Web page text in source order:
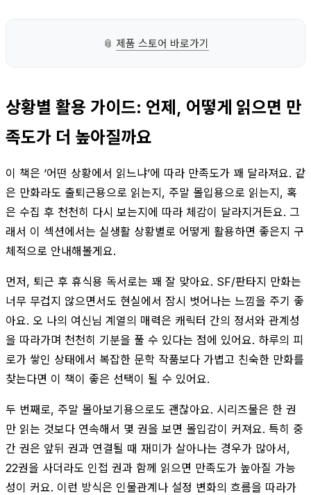
📎 제품 스토어 바로가기
상황별 활용 가이드: 언제, 어떻게 읽으면 만
족도가 더 높아질까요
이 책은 ‘어떤 상황에서 읽느냐’에 따라 만족도가 꽤 달라져요. 같
은 만화라도 출퇴근용으로 읽는지, 주말 몰입용으로 읽는지, 혹
은 수집 후 천천히 다시 보는지에 따라 체감이 달라지거든요. 그
래서 이 섹션에서는 실생활 상황별로 어떻게 활용하면 좋은지 구
체적으로 안내해볼게요.
먼저, 퇴근 후 휴식용 독서로는 꽤 잘 맞아요. SF/판타지 만화는
너무 무겁지 않으면서도 현실에서 잠시 벗어나는 느낌을 주기 좋
아요. 오 나의 여신님 계열의 매력은 캐릭터 간의 정서와 관계성
을 따라가며 천천히 기분을 풀 수 있다는 점에 있어요. 하루의 피
로가 쌓인 상태에서 복잡한 문학 작품보다 가볍고 친숙한 만화를
찾는다면 이 책이 좋은 선택이 될 수 있어요.
두 번째로, 주말 몰아보기용으로도 괜찮아요. 시리즈물은 한 권
만 읽는 것보다 연속해서 몇 권을 보면 몰입감이 커져요. 특히 중
간 권은 앞뒤 권과 연결될 때 재미가 살아나는 경우가 많아서,
22권을 사더라도 인접 권과 함께 읽으면 만족도가 높아질 가능
성이 커요. 이런 방식은 인물관계나 설정 변화의 흐름을 따라가